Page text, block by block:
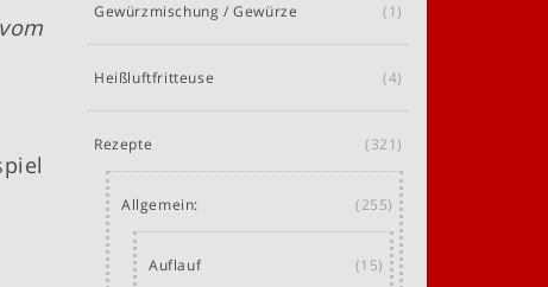
Gewürzmischung / Gewürze (1)
Heißluftfritteuse (4)
Rezepte (321)
Allgemein: (255)
Auflauf (15)